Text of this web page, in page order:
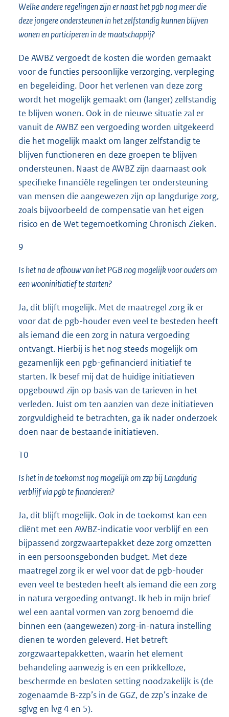
Welke andere regelingen zijn er naast het pgb nog meer die
deze jongere ondersteunen in het zelfstandig kunnen blijven
wonen en participeren in de maatschappij?
De AWBZ vergoedt de kosten die worden gemaakt
voor de functies persoonlijke verzorging, verpleging
en begeleiding. Door het verlenen van deze zorg
wordt het mogelijk gemaakt om (langer) zelfstandig
te blijven wonen. Ook in de nieuwe situatie zal er
vanuit de AWBZ een vergoeding worden uitgekeerd
die het mogelijk maakt om langer zelfstandig te
blijven functioneren en deze groepen te blijven
ondersteunen. Naast de AWBZ zijn daarnaast ook
specifieke financiële regelingen ter ondersteuning
van mensen die aangewezen zijn op langdurige zorg,
zoals bijvoorbeeld de compensatie van het eigen
risico en de Wet tegemoetkoming Chronisch Zieken.
9
Is het na de afbouw van het PGB nog mogelijk voor ouders om
een wooninitiatief te starten?
Ja, dit blijft mogelijk. Met de maatregel zorg ik er
voor dat de pgb-houder even veel te besteden heeft
als iemand die een zorg in natura vergoeding
ontvangt. Hierbij is het nog steeds mogelijk om
gezamenlijk een pgb-gefinancierd initiatief te
starten. Ik besef mij dat de huidige initiatieven
opgebouwd zijn op basis van de tarieven in het
verleden. Juist om ten aanzien van deze initiatieven
zorgvuldigheid te betrachten, ga ik nader onderzoek
doen naar de bestaande initiatieven.
10
Is het in de toekomst nog mogelijk om zzp bij Langdurig
verblijf via pgb te financieren?
Ja, dit blijft mogelijk. Ook in de toekomst kan een
cliënt met een AWBZ-indicatie voor verblijf en een
bijpassend zorgzwaartepakket deze zorg omzetten
in een persoonsgebonden budget. Met deze
maatregel zorg ik er wel voor dat de pgb-houder
even veel te besteden heeft als iemand die een zorg
in natura vergoeding ontvangt. Ik heb in mijn brief
wel een aantal vormen van zorg benoemd die
binnen een (aangewezen) zorg-in-natura instelling
dienen te worden geleverd. Het betreft
zorgzwaartepakketten, waarin het element
behandeling aanwezig is en een prikkelloze,
beschermde en besloten setting noodzakelijk is (de
zogenaamde B-zzp’s in de GGZ, de zzp’s inzake de
sglvg en lvg 4 en 5).